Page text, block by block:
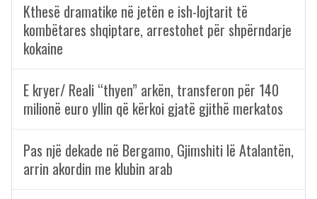
Kthesë dramatike në jetën e ish-lojtarit të
kombëtares shqiptare, arrestohet për shpërndarje
kokaine
E kryer/ Reali “thyen” arkën, transferon për 140
milionë euro yllin që kërkoi gjatë gjithë merkatos
Pas një dekade në Bergamo, Gjimshiti lë Atalantën,
arrin akordin me klubin arab